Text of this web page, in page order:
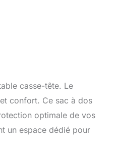
casse-tête. Le
confort. Ce sac à dos
optimale de vos
un espace dédié pour